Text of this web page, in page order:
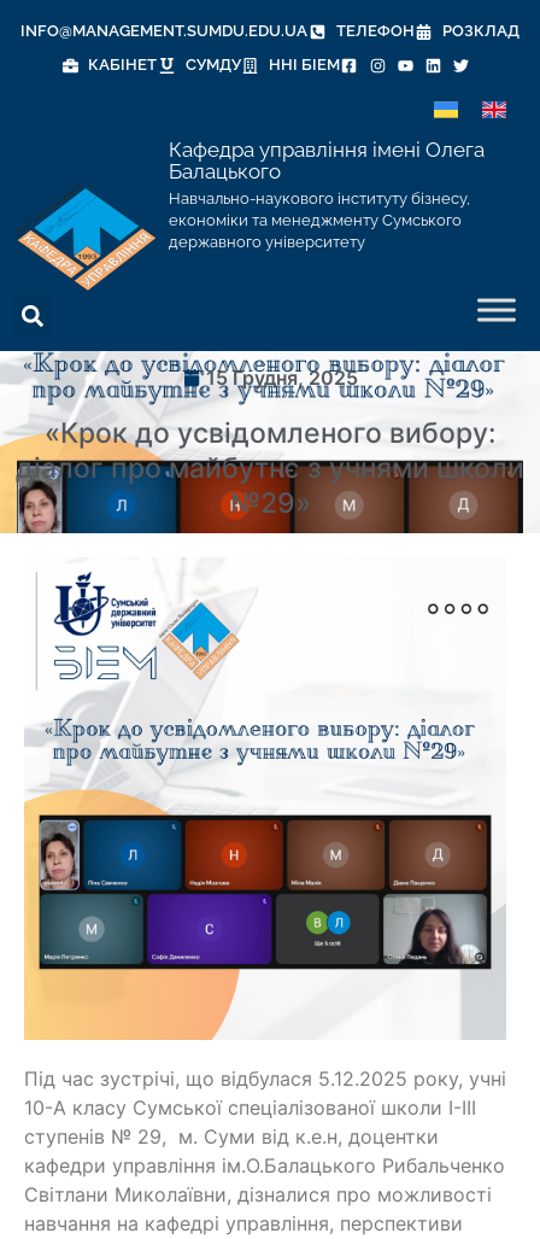
INFO@MANAGEMENT.SUMDU.EDU.UA ТЕЛЕФОН
РОЗКЛАД
КАБІНЕТ
СУМДУ ННІ БІЕМ
Кафедра управління імені Олега
Балацького
Навчально-наукового інституту бізнесу,
економіки та менеджменту Сумського
державного університету
15 Грудня, 2025
«Крок до усвідомленого вибору:
діалог про майбутнє з учнями школи
№29»
Під час зустрічі, що відбулася 5.12.2025 року, учні
10-А класу Сумської спеціалізованої школи І-ІІІ
ступенів № 29, м. Суми від к.е.н, доцентки
кафедри управління ім.О.Балацького Рибальченко
Світлани Миколаївни, дізналися про можливості
навчання на кафедрі управління, перспективи